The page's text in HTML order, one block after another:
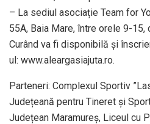
– La sediul asociație Team for
55A, Baia Mare, între orele 9-15,
Curând va fi disponibilă și
ul: www.aleargasiajuta.ro.
Parteneri: Complexul Sportiv
Județeană pentru Tineret și
Județean Maramureș, Liceul cu